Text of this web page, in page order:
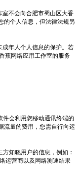
不会向合肥市蜀山区大香
的个人信息，但法律法规另
年人个人信息的保护。若
蕉网络应用工作室的服务
会利用您移动通讯终端的
流量的费用，您需自行向运
知晓用户的信息，例如：
运营商以及网络测速结果